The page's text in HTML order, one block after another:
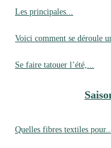
Les principales...
Voici comment se déroule
Se faire tatouer l’été,...
Quelles fibres textiles pour...